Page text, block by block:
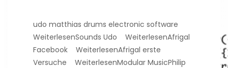
udo matthias drums electronic software
WeiterlesenSounds Udo WeiterlesenAfrigal
Facebook WeiterlesenAfrigal erste
Versuche WeiterlesenModular MusicPhilip